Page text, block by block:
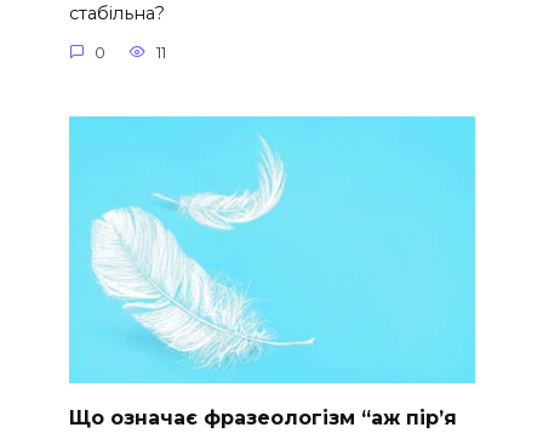
стабільна?
0 11
Що означає фразеологізм “аж пір’я